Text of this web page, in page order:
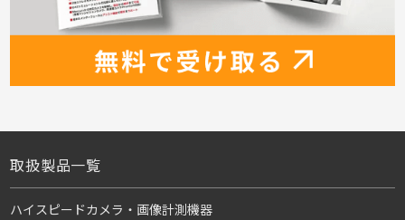
取扱製品一覧
ハイスピードカメラ・画像計測機器